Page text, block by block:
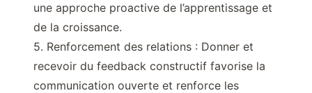
une approche proactive de l’apprentissage et
de la croissance.
5. Renforcement des relations : Donner et
recevoir du feedback constructif favorise la
communication ouverte et renforce les